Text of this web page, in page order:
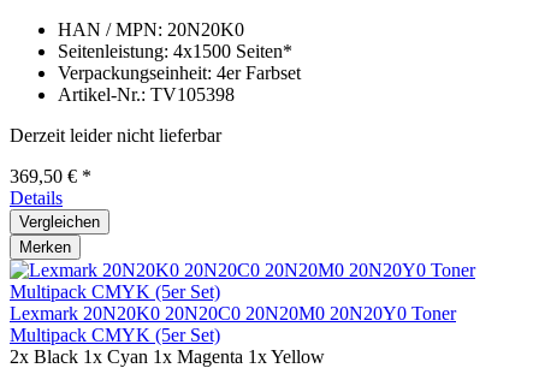
HAN / MPN: 20N20K0
Seitenleistung: 4x1500 Seiten*
Verpackungseinheit: 4er Farbset
Artikel-Nr.: TV105398
Derzeit leider nicht lieferbar
369,50 € *
Details
Vergleichen
Merken
Lexmark 20N20K0 20N20C0 20N20M0 20N20Y0 Toner
Multipack CMYK (5er Set)
2x Black 1x Cyan 1x Magenta 1x Yellow